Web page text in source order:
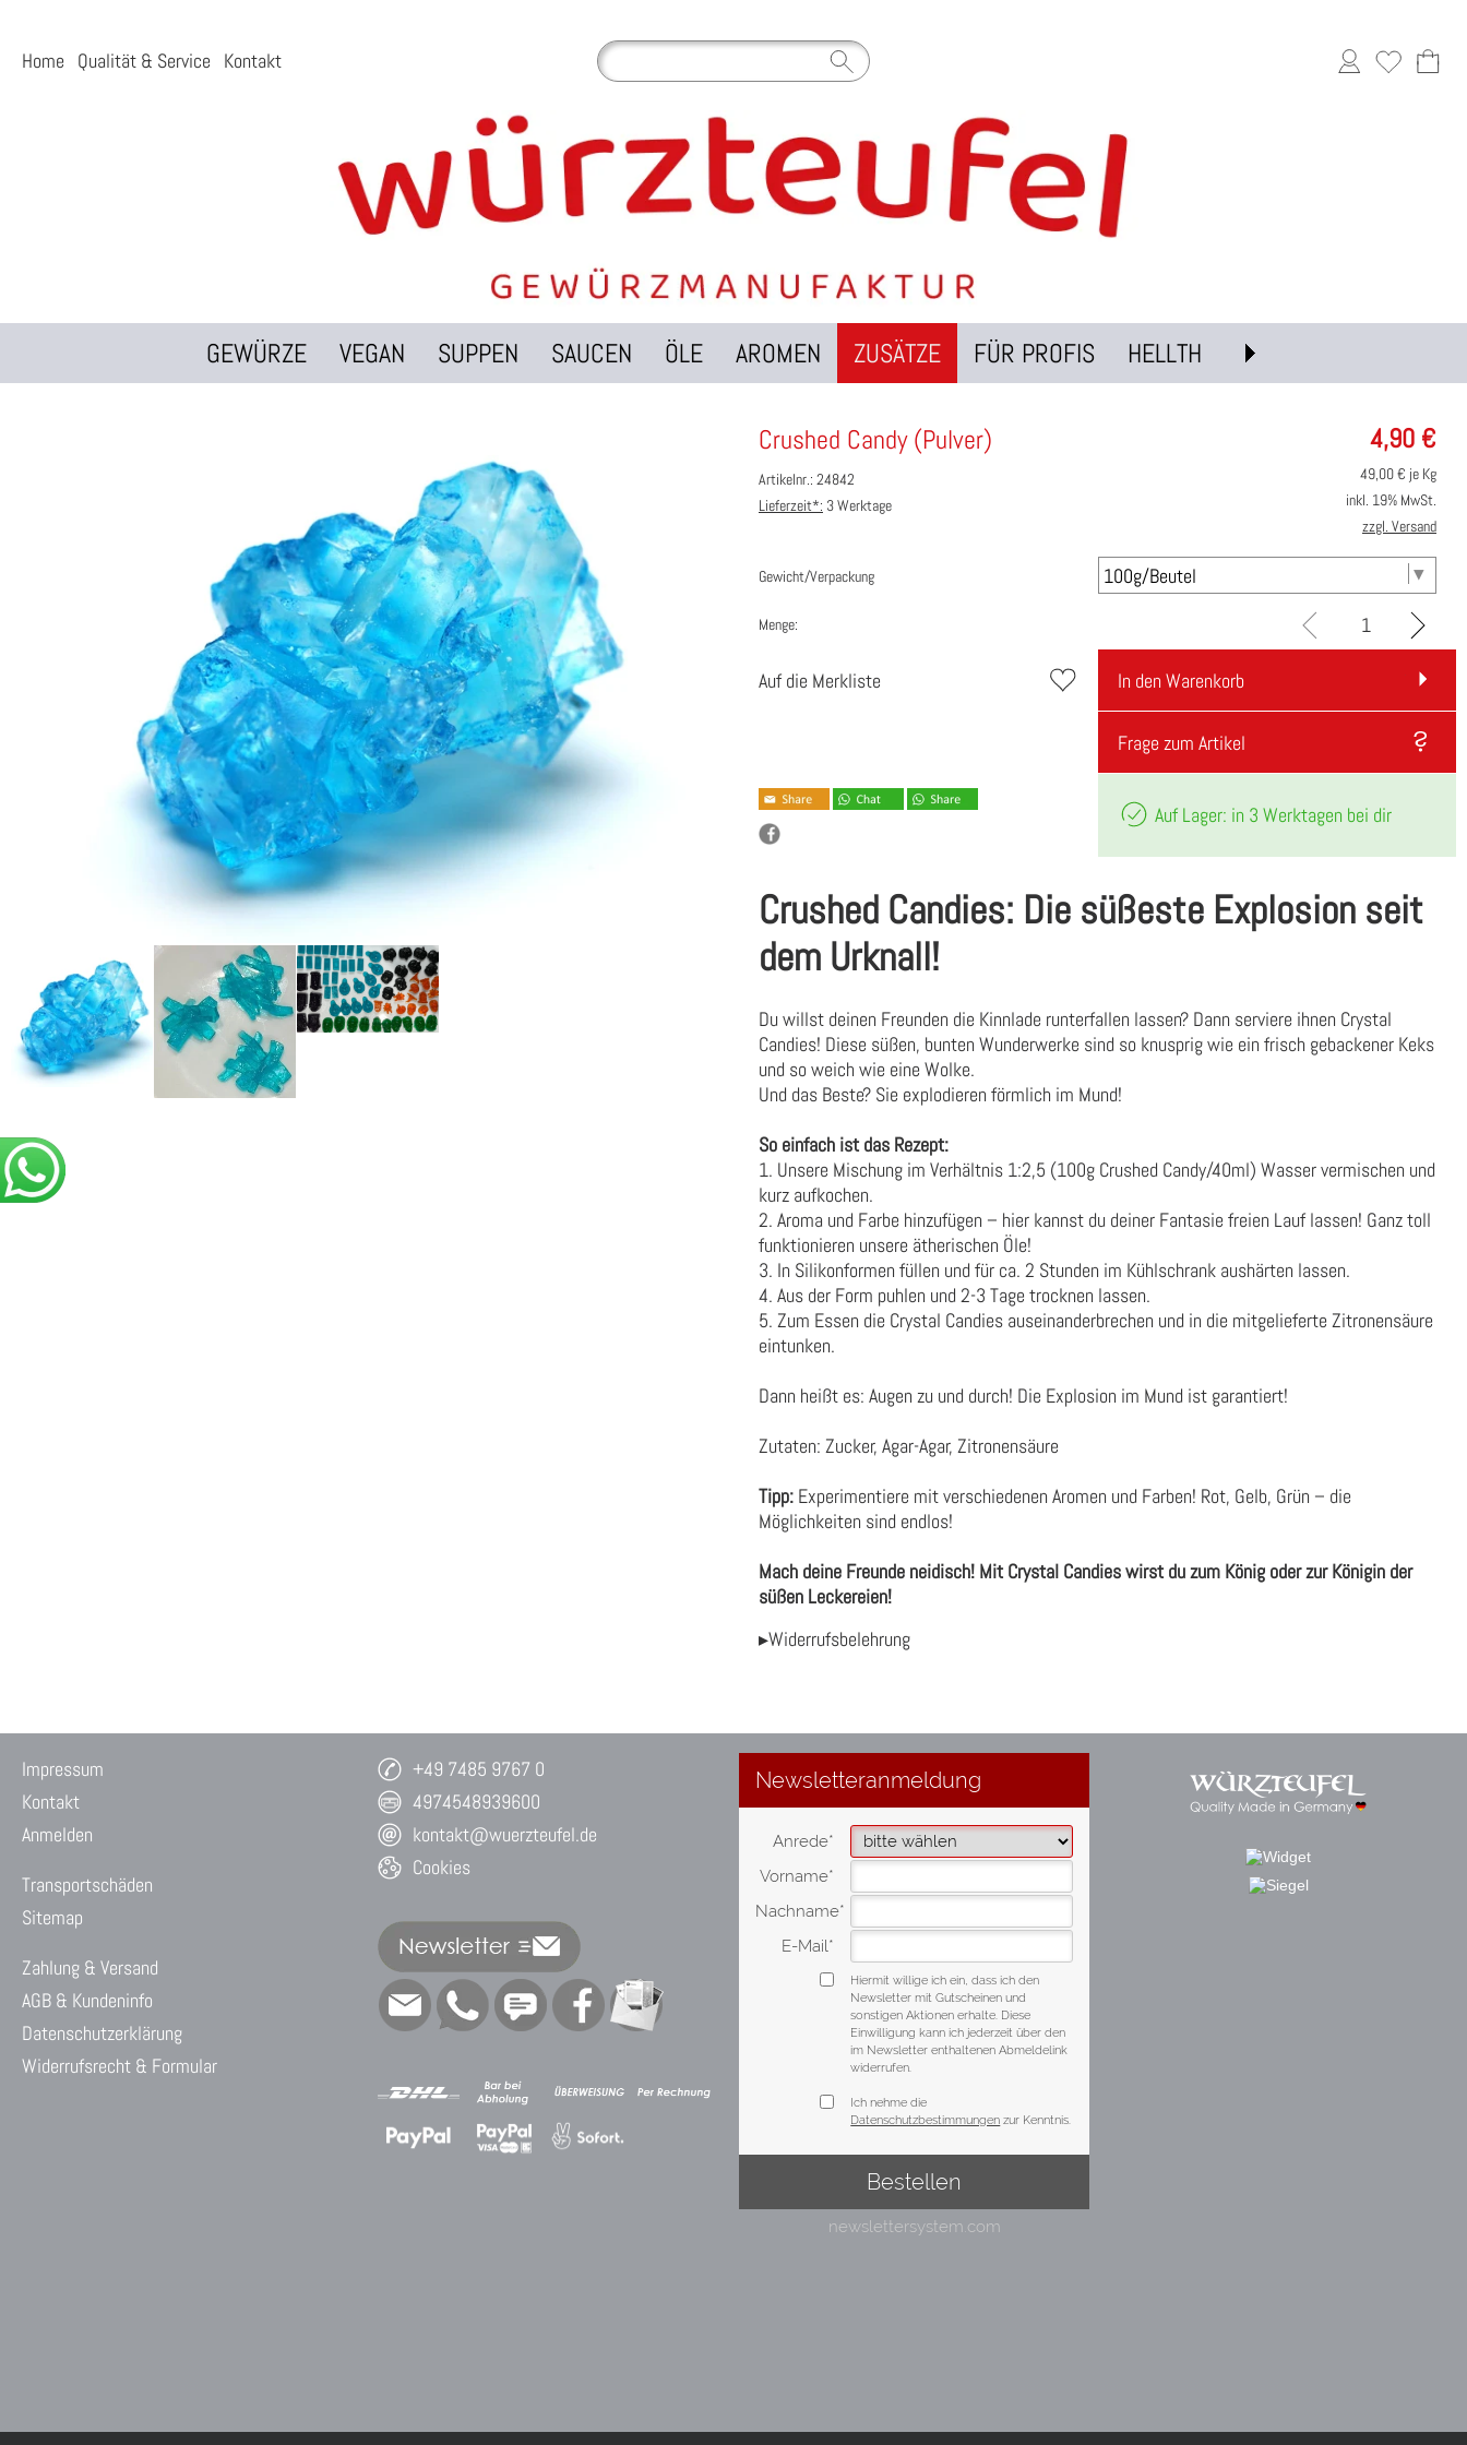
Home Qualität & Service Kontakt
GEWÜRZE VEGAN SUPPEN SAUCEN ÖLE AROMEN ZUSÄTZE FÜR PROFIS HELLTH
4,90 €
Crushed Candy (Pulver)
Artikelnr.: 24842
Lieferzeit*: 3 Werktage
49,00€ je Kg
inkl. 19% MwSt.
zzgl. Versand
Gewicht/Verpackung
Menge:
Auf die Merkliste In den Warenkorb
Frage zum Artikel
Auf Lager: in 3 Werktagen bei dir
Crushed Candies: Die süßeste Explosion seit
dem Urknall!
Du willst deinen Freunden die Kinnlade runterfallen lassen? Dann serviere ihnen Crystal
Candies! Diese süßen, bunten Wunderwerke sind so knusprig wie ein frisch gebackener Keks
und so weich wie eine Wolke.
Und das Beste? Sie explodieren förmlich im Mund!
So einfach ist das Rezept:
1. Unsere Mischung im Verhältnis 1:2,5 (100g Crushed Candy/40ml) Wasser vermischen und
kurz aufkochen.
2. Aroma und Farbe hinzufügen – hier kannst du deiner Fantasie freien Lauf lassen! Ganz toll
funktionieren unsere ätherischen Öle!
3. In Silikonformen füllen und für ca. 2 Stunden im Kühlschrank aushärten lassen.
4. Aus der Form puhlen und 2-3 Tage trocknen lassen.
5. Zum Essen die Crystal Candies auseinanderbrechen und in die mitgelieferte Zitronensäure
eintunken.
Dann heißt es: Augen zu und durch! Die Explosion im Mund ist garantiert!
Zutaten: Zucker, Agar-Agar, Zitronensäure
Tipp: Experimentiere mit verschiedenen Aromen und Farben! Rot, Gelb, Grün – die
Möglichkeiten sind endlos!
Mach deine Freunde neidisch! Mit Crystal Candies wirst du zum König oder zur Königin der
süßen Leckereien!
▸Widerrufsbelehrung
Impressum
Kontakt
Anmelden
Transportschäden
Sitemap
Zahlung & Versand
AGB & Kundeninfo
Datenschutzerklärung
Widerrufsrecht & Formular
+49 7485 9767 0
4974548939600
kontakt@wuerzteufel.de
Cookies